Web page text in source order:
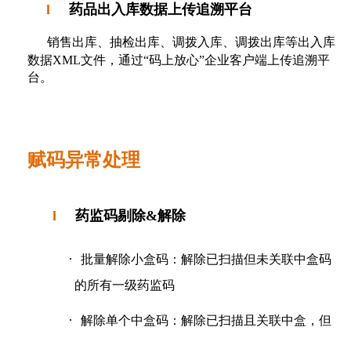
l 药品出入库数据上传追溯平台
销售出库、抽检出库、调拨入库、调拨出库等出入库
数据XML文件，通过“码上放心”企业客户端上传追溯平
台。
赋码异常处理
l 药监码剔除&解除
·
批量解除小盒码：解除已扫描但未关联中盒码
的所有一级药监码
·
解除单个中盒码：解除已扫描且关联中盒，但